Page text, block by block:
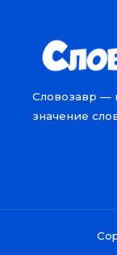
Словозавр —
значение